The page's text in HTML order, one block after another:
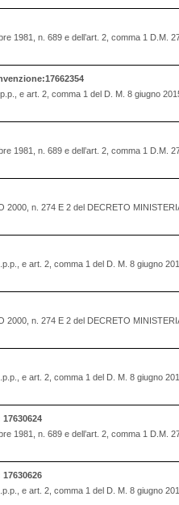
1981, n. 689 e dell’art. 2, comma 1 D.M.
e art. 2, comma 1 del D. M. 8 giugno
1981, n. 689 e dell’art. 2, comma 1 D.M.
n. 274 E 2 del DECRETO
e art. 2, comma 1 del D. M. 8 giugno
n. 274 E 2 del DECRETO
e art. 2, comma 1 del D. M. 8 giugno
1981, n. 689 e dell’art. 2, comma 1 D.M.
e art. 2, comma 1 del D. M. 8 giugno